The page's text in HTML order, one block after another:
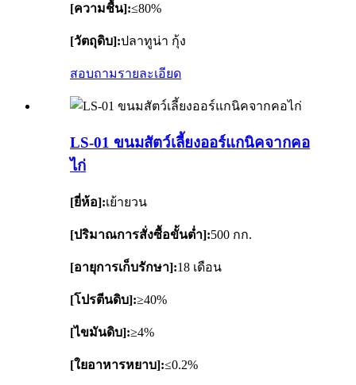
[ความชื้น]:≤80%
[วัตถุดิบ]:ปลาทูน่า กุ้ง
สอบถามรายละเอียด
LS-01 ขนมสัตว์เลี้ยงออร์แกนิคจากคอ
ไก่
[ยี่ห้อ]:เย้ายวน
[ปริมาณการสั่งซื้อขั้นต่ำ]:500 กก.
[อายุการเก็บรักษา]:18 เดือน
[โปรตีนดิบ]:≥40%
[ไขมันดิบ]:≥4%
[ใยอาหารหยาบ]:≤0.2%